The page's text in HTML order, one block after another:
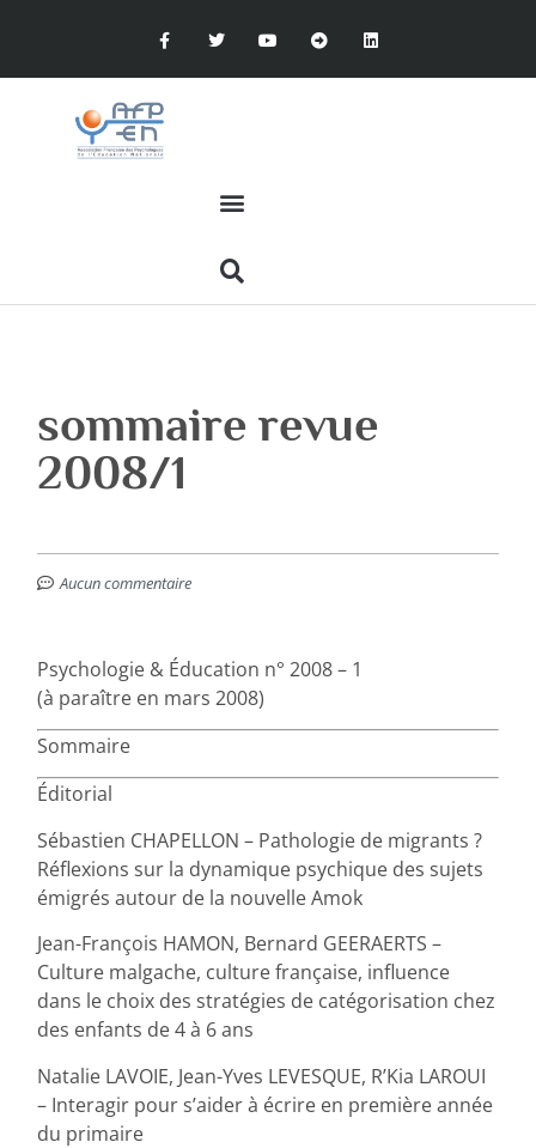
sommaire revue
2008/1
Aucun commentaire
Psychologie & Éducation n° 2008 – 1
(à paraître en mars 2008)
Sommaire
Éditorial
Sébastien CHAPELLON – Pathologie de migrants ?
Réflexions sur la dynamique psychique des sujets
émigrés autour de la nouvelle Amok
Jean-François HAMON, Bernard GEERAERTS –
Culture malgache, culture française, influence
dans le choix des stratégies de catégorisation chez
des enfants de 4 à 6 ans
Natalie LAVOIE, Jean-Yves LEVESQUE, R’Kia LAROUI
– Interagir pour s’aider à écrire en première année
du primaire